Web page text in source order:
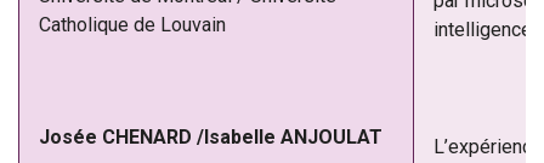
Catholique de Louvain
intelligence
Josée CHENARD /Isabelle ANJOULAT